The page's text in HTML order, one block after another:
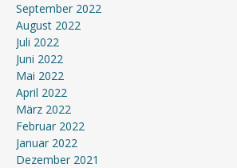
September 2022
August 2022
Juli 2022
Juni 2022
Mai 2022
April 2022
März 2022
Februar 2022
Januar 2022
Dezember 2021